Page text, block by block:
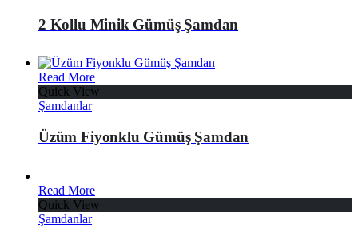
2 Kollu Minik Gümüş Şamdan
Read More
Quick View
Şamdanlar
Üzüm Fiyonklu Gümüş Şamdan
Read More
Quick View
Şamdanlar